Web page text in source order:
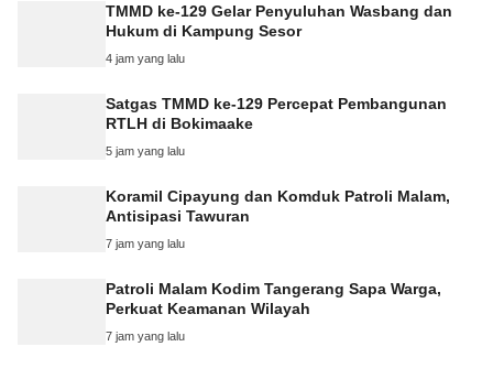
TMMD ke-129 Gelar Penyuluhan Wasbang dan
Hukum di Kampung Sesor
4 jam yang lalu
Satgas TMMD ke-129 Percepat Pembangunan
RTLH di Bokimaake
5 jam yang lalu
Koramil Cipayung dan Komduk Patroli Malam,
Antisipasi Tawuran
7 jam yang lalu
Patroli Malam Kodim Tangerang Sapa Warga,
Perkuat Keamanan Wilayah
7 jam yang lalu